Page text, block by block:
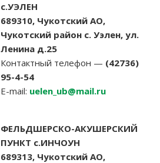
с.УЭЛЕН
689310, Чукотский АО,
Чукотский район с. Уэлен, ул.
Ленина д.25
Контактный телефон — (42736)
95-4-54
E-mail: uelen_ub@mail.ru
ФЕЛЬДШЕРСКО-АКУШЕРСКИЙ
ПУНКТ с.ИНЧОУН
689313, Чукотский АО,